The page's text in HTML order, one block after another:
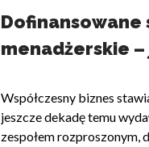
Dofinansowane
menadżerskie
obciążania
Współczesny biznes
jeszcze dekadę temu
zespołem rozproszonym,
Marketing
Marketingowe